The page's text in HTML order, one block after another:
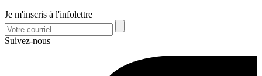
Je m'inscris à l'infolettre
Suivez-nous